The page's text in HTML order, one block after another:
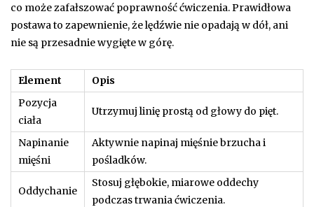
co może zafałszować poprawność ćwiczenia. Prawidłowa
postawa to zapewnienie, że lędźwie nie opadają w dół, ani
nie są przesadnie wygięte w górę.
Element
Opis
Pozycja
ciała
Utrzymuj linię prostą od głowy do pięt.
Napinanie
mięśni
Aktywnie napinaj mięśnie brzucha i
pośladków.
Oddychanie
Stosuj głębokie, miarowe oddechy
podczas trwania ćwiczenia.